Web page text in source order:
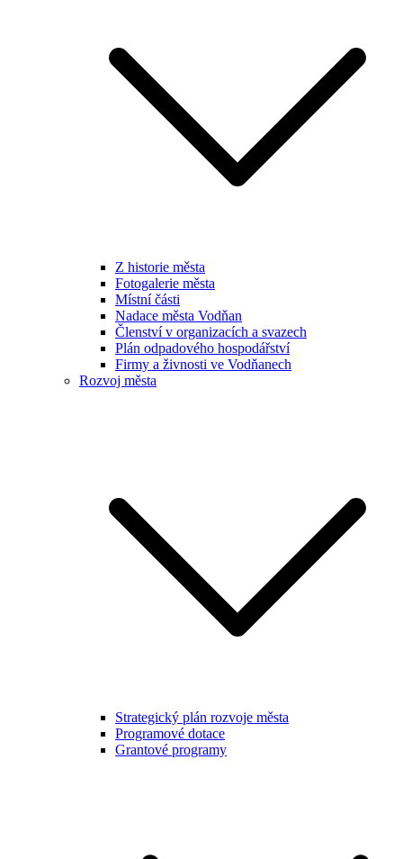
Z historie města
Fotogalerie města
Místní části
Nadace města Vodňan
Členství v organizacích a svazech
Plán odpadového hospodářství
Firmy a živnosti ve Vodňanech
Rozvoj města
Strategický plán rozvoje města
Programové dotace
Grantové programy